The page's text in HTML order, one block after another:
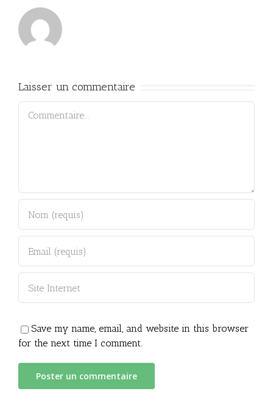
Laisser un commentaire
Save my name, email, and website in this browser
for the next time I comment.